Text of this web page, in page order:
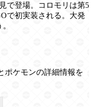
で登場。コロモリは第5
で初実装される。大発
ポケモンの詳細情報を